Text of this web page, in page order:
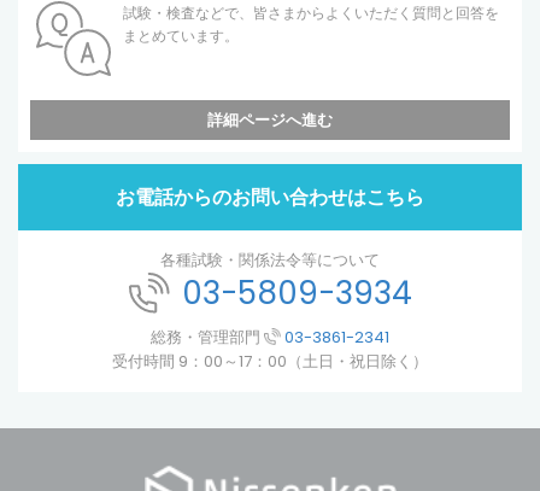
試験・検査などで、皆さまからよくいただく質問と回答を
まとめています。
詳細ページへ進む
お電話からのお問い合わせはこちら
各種試験・関係法令等について
03-5809-3934
総務・管理部門
03-3861-2341
受付時間 9：00～17：00（土日・祝日除く）